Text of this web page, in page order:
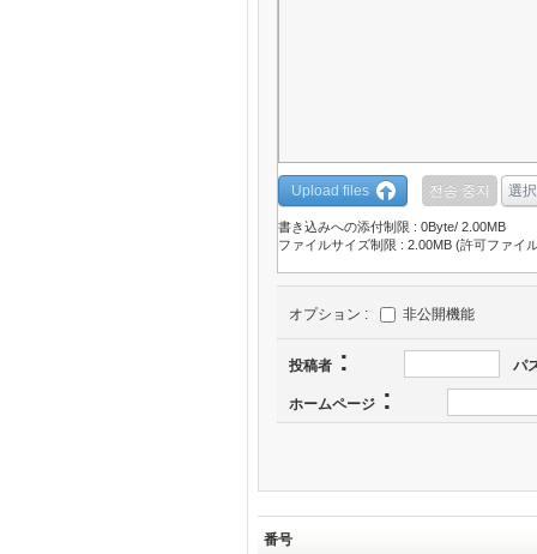
Upload files
書き込みへの添付制限 : 0Byte/ 2.00MB
ファイルサイズ制限 : 2.00MB (許可ファイ
オプション : 非公開機能
投稿者 : パ
ホームページ :
番号